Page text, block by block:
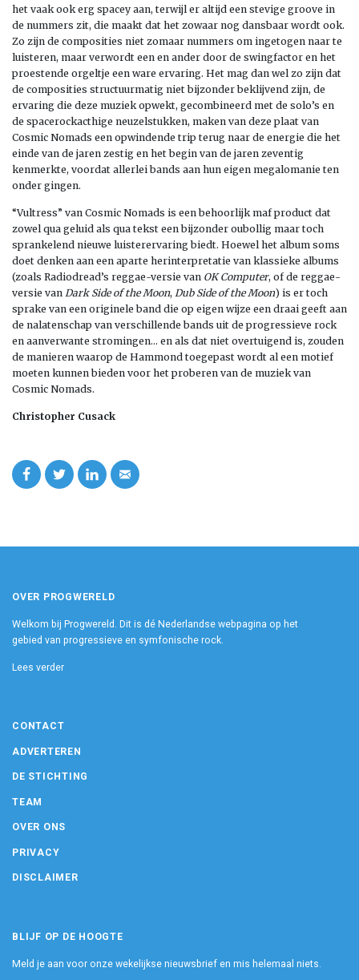
het vaak ook erg spacey aan, terwijl er altijd een stevige groove in
de nummers zit, die maakt dat het zowaar nog dansbaar wordt ook.
Zo zijn de composities niet zomaar nummers om ingetogen naar te
luisteren, maar verwordt een en ander door de swingfactor en het
proestende orgeltje een ware ervaring. Het mag dan wel zo zijn dat
de composities structuurmatig niet bijzonder beklijvend zijn, de
ervaring die deze muziek opwekt, gecombineerd met de solo’s en
de spacerockacthige neuzelstukken, maken van deze plaat van
Cosmic Nomads een opwindende trip terug naar de energie die het
einde van de jaren zestig en het begin van de jaren zeventig
kenmerkte, voordat allerlei bands aan hun eigen megalomanie ten
onder gingen.
“Vultress” van Cosmic Nomads is een behoorlijk maf product dat
zowel qua geluid als qua tekst een bijzonder oubollig maar toch
sprankelend nieuwe luisterervaring biedt. Hoewel het album soms
doet denken aan een aparte herinterpretatie van klassieke albums
(zoals Radiodread’s reggae-versie van OK Computer, of de reggae-
versie van Dark Side of the Moon, Dub Side of the Moon) is er toch
sprake van een originele band die op eigen wijze een draai geeft aan
de nalatenschap van verschillende bands uit de progressieve rock
en aanverwante stromingen… en als dat niet overtuigend is, zouden
de manieren waarop de Hammond toegepast wordt al een motief
moeten kunnen bieden voor het proberen van de muziek van
Cosmic Nomads.
Christopher Cusack
OVER PROGWERELD
Welkom bij Progwereld. Dit is dé Nederlandse webpagina op het
gebied van progressieve en symfonische rock.
Lees verder
CONTACT
ADVERTEREN
DE STICHTING
TEAM
OVER ONS
PRIVACY
DISCLAIMER
BLIJF OP DE HOOGTE
Meld je aan voor onze wekelijkse nieuwsbrief en mis helemaal niets.